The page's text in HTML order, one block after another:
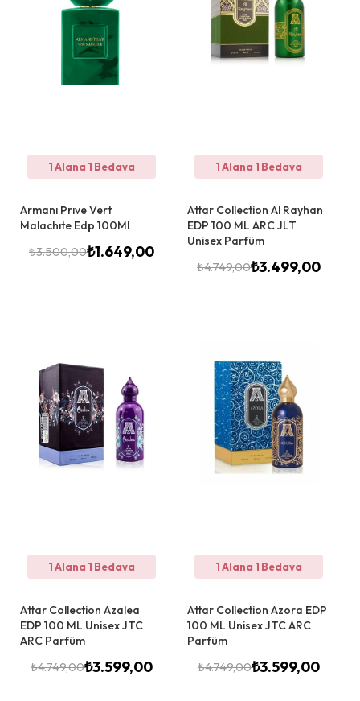
1 Alana 1 Bedava
Armanı Prıve Vert
Malachıte Edp 100Ml
₺3.500,00₺1.649,00
1 Alana 1 Bedava
Attar Collection Al Rayhan
EDP 100 ML ARC JLT
Unisex Parfüm
₺4.749,00₺3.499,00
1 Alana 1 Bedava
Attar Collection Azalea
EDP 100 ML Unisex JTC
ARC Parfüm
₺4.749,00₺3.599,00
1 Alana 1 Bedava
Attar Collection Azora EDP
100 ML Unisex JTC ARC
Parfüm
₺4.749,00₺3.599,00